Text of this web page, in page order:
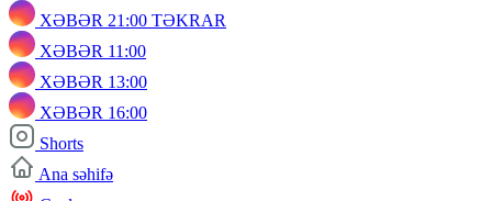
XƏBƏR 21:00 TƏKRAR
XƏBƏR 11:00
XƏBƏR 13:00
XƏBƏR 16:00
Shorts
Ana səhifə